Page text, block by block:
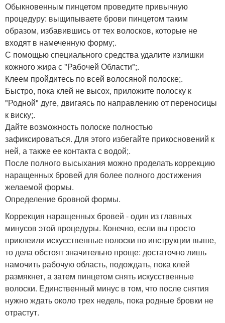
Обыкновенным пинцетом проведите привычную
процедуру: выщипываете брови пинцетом таким
образом, избавившись от тех волосков, которые не
входят в намеченную форму;.
С помощью специального средства удалите излишки
кожного жира с "Рабочей Области";.
Клеем пройдитесь по всей волосяной полоске;.
Быстро, пока клей не высох, приложите полоску к
"Родной" дуге, двигаясь по направлению от переносицы
к виску;.
Дайте возможность полоске полностью
зафиксироваться. Для этого избегайте прикосновений к
ней, а также ее контакта с водой;.
После полного высыхания можно проделать коррекцию
наращенных бровей для более полного достижения
желаемой формы.
Определение бровной формы.
Коррекция наращенных бровей - один из главных
минусов этой процедуры. Конечно, если вы просто
приклеили искусственные полоски по инструкции выше,
то дела обстоят значительно проще: достаточно лишь
намочить рабочую область, подождать, пока клей
размякнет, а затем пинцетом снять искусственные
волоски. Единственный минус в том, что после снятия
нужно ждать около трех недель, пока родные бровки не
отрастут.